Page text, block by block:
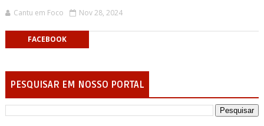
Cantu em Foco Nov 28, 2024
FACEBOOK
PESQUISAR EM NOSSO PORTAL